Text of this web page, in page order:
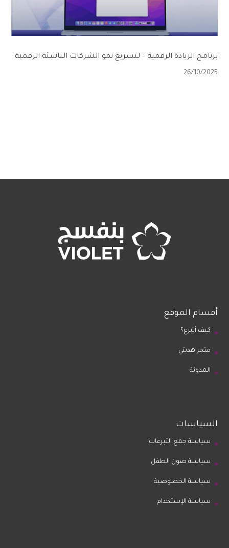
برنامج الريادة الرقمية – لتسريع نمو الشركات الناشئة الرقمية
26/10/2025
أقسام الموقع
كيف أتبرع؟
متجر هديتي
المدونة
السياسات
سياسة جمع التبرعات
سياسة صون الطفل
سياسة الخصوصية
سياسة الإستخدام